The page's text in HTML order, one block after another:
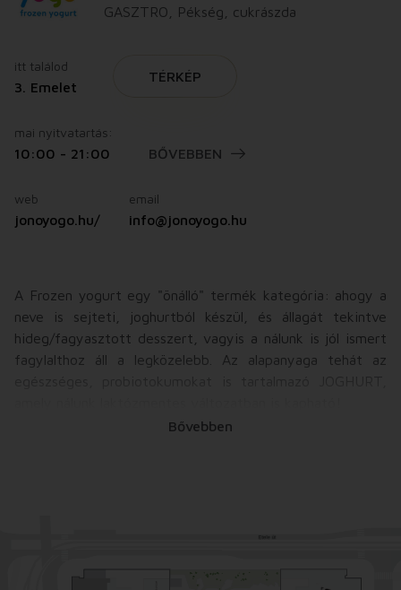
GASZTRO, Pékség, cukrászda
itt találod
3. Emelet
TÉRKÉP
mai nyitvatartás:
10:00 - 21:00 BŐVEBBEN
web
jonoyogo.hu/
email
info@jonoyogo.hu
A Frozen yogurt egy "önálló" termék kategória: ahogy a
neve is sejteti, joghurtból készül, és állagát tekintve
hideg/fagyasztott desszert, vagyis a nálunk is jól ismert
fagylalthoz áll a legközelebb. Az alapanyaga tehát az
Az összetevők között kizárólag természetes
De ez még nem minden! Amitől igazán egyedi és
Bővebben